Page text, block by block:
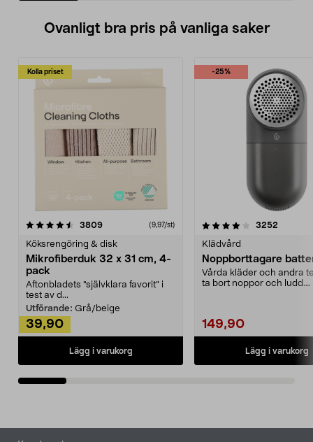
Ovanligt bra pris på vanliga saker
Kolla priset
3809recensioner (9,97/st)
Köksrengöring & disk
Mikrofiberduk 32 x 31 cm, 4-
pack
Aftonbladets "självklara favorit” i
test av d...
Utförande: Grå/beige
39,90
Lägg i varukorg
-25%
4.0av 5 stjärnor 3252
Klädvård
Noppborttagare
Vårda kläder och andra
ta bort noppor och ludd.
149,90
Lägg i varukorg
4.5av 5 stjärnor